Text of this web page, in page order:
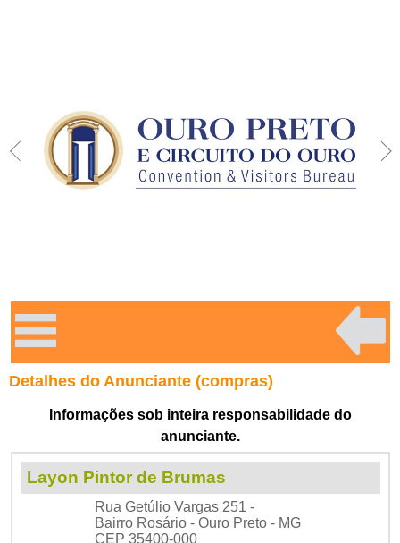
Detalhes do Anunciante (compras)
Informações sob inteira responsabilidade do
anunciante.
Layon Pintor de Brumas
Rua Getúlio Vargas 251 -
Bairro Rosário - Ouro Preto - MG
CEP 35400-000